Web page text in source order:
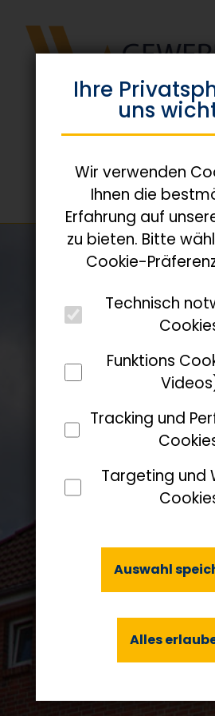
Ihre
uns
Wir verwenden
Ihnen die
Erfahrung auf
zu bieten. Bitte
Cookie-
Technisch
Funktions
Tracking und
Targeting und
Auswahl
Alles